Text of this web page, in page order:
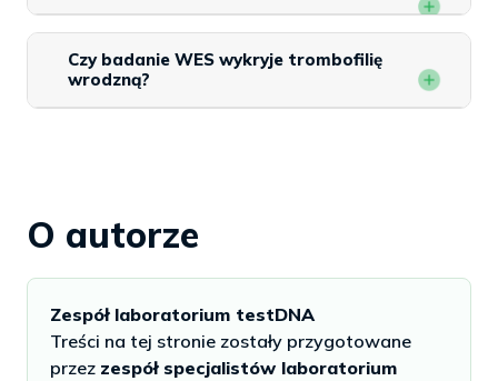
Czy badanie WES wykryje trombofilię
wrodzną?
O autorze
Zespół laboratorium testDNA
Treści na tej stronie zostały przygotowane
przez zespół specjalistów laboratorium